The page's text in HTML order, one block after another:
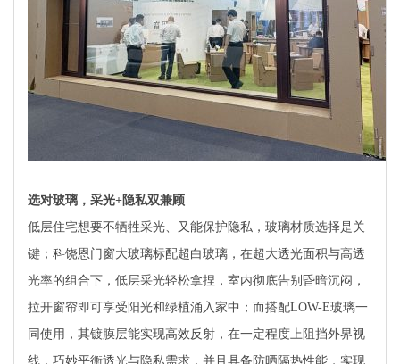
选对玻璃，采光+隐私双兼顾
低层住宅想要不牺牲采光、又能保护隐私，玻璃材质选择是关
键；科饶恩门窗大玻璃标配超白玻璃，在超大透光面积与高透
光率的组合下，低层采光轻松拿捏，室内彻底告别昏暗沉闷，
拉开窗帘即可享受阳光和绿植涌入家中；而搭配LOW-E玻璃一
同使用，其镀膜层能实现高效反射，在一定程度上阻挡外界视
线，巧妙平衡透光与隐私需求，并且具备防晒隔热性能，实现